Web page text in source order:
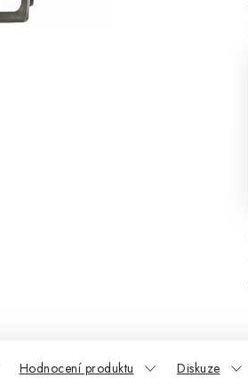
Hodnocení produktu Diskuze